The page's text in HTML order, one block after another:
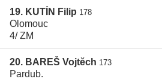
19. KUTÍN Filip 178
Olomouc
4/ ZM
20. BAREŠ Vojtěch 173
Pardub.